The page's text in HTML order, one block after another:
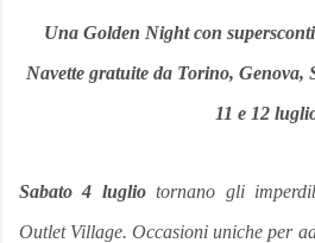
Una Golden Night con
Navette gratuite da Torino, Genova,
11 e 12
Sabato 4 lugliotornano gli
Outlet Village. Occasioni uniche per